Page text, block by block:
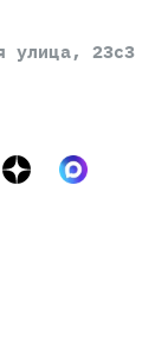
улица, 23с3